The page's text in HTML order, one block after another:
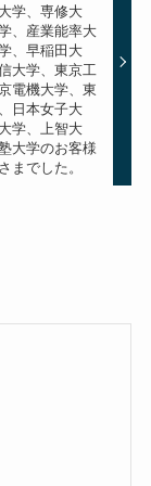
学、専修大
、産業能率大
、早稲田大
大学、東京工
電機大学、東
日本女子大
学、上智大
大学のお客様
までした。